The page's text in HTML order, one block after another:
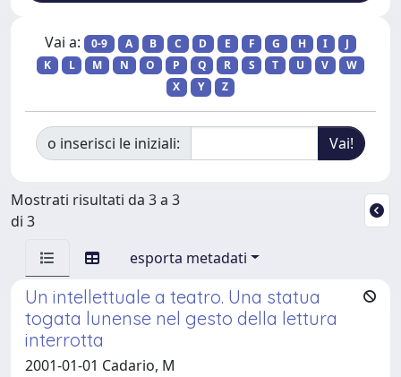
Vai a: 0-9 A B C D E F G H I
J
K
L M N O P Q R S T U V
W
X
Y Z
o inserisci le iniziali:
Mostrati risultati da 3 a 3
di 3
esporta metadati
Un intellettuale a teatro. Una statua
togata lunense nel gesto della lettura
interrotta
2001-01-01 Cadario, M